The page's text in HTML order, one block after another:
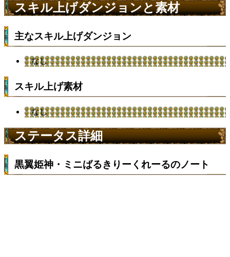
スキル上げダンジョンと素材
主なスキル上げダンジョン
なし
スキル上げ素材
なし
ステータス詳細
黒翼姫神・ミニばるきりーくれーるのノート